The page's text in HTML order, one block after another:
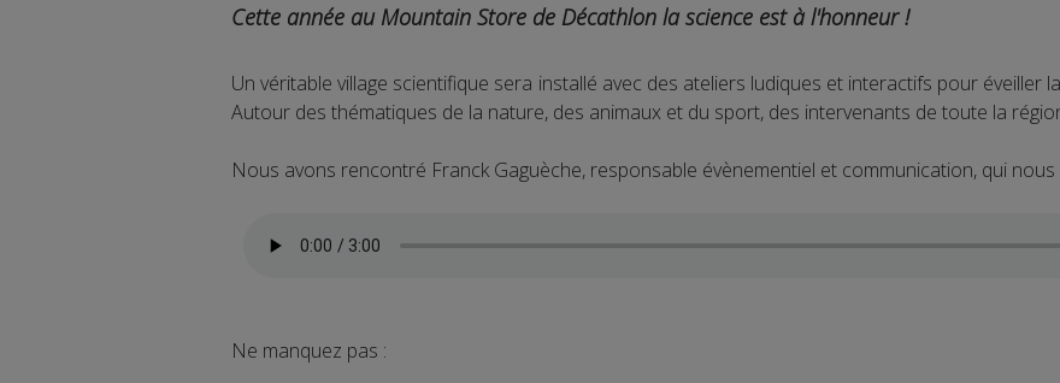
Cette année au Mountain Store de Décathlon la science est à l'honneur !
Un véritable village scientifique sera installé avec des ateliers ludiques et interactifs pour éveiller
Autour des thématiques de la nature, des animaux et du sport, des intervenants de toute la
Nous avons rencontré Franck Gaguèche, responsable évènementiel et communication, qui
Ne manquez pas :